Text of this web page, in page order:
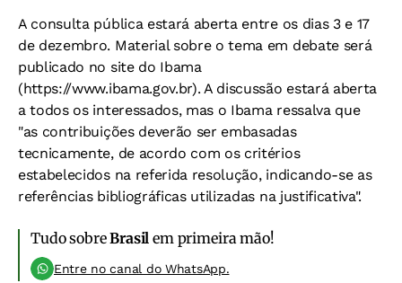
A consulta pública estará aberta entre os dias 3 e 17
de dezembro. Material sobre o tema em debate será
publicado no site do Ibama
(https://www.ibama.gov.br). A discussão estará aberta
a todos os interessados, mas o Ibama ressalva que
"as contribuições deverão ser embasadas
tecnicamente, de acordo com os critérios
estabelecidos na referida resolução, indicando-se as
referências bibliográficas utilizadas na justificativa".
Tudo sobreBrasil em primeira mão!
Entre no canal do WhatsApp.